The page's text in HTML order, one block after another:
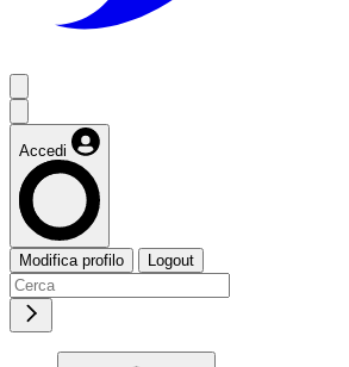
Accedi
Modifica profilo Logout